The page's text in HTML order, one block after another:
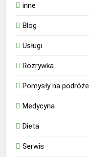
inne
Blog
Usługi
Rozrywka
Pomysły na podróże
Medycyna
Dieta
Serwis